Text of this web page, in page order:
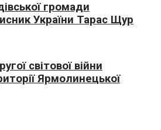
громади
України Тарас Щур
світової війни
Ярмолинецької